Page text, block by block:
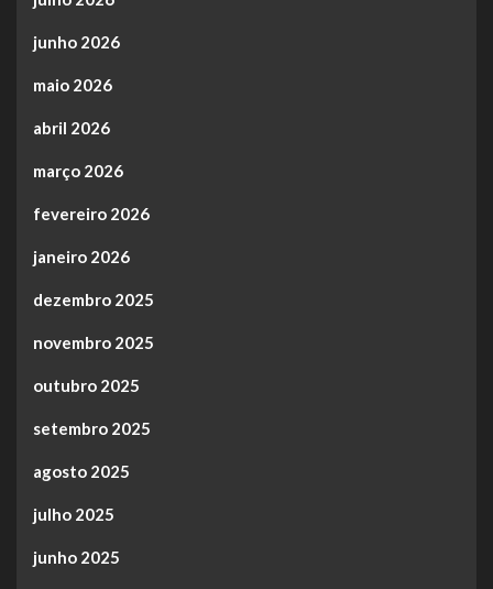
junho 2026
maio 2026
abril 2026
março 2026
fevereiro 2026
janeiro 2026
dezembro 2025
novembro 2025
outubro 2025
setembro 2025
agosto 2025
julho 2025
junho 2025